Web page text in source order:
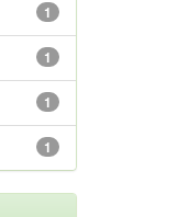
1
1
1
1